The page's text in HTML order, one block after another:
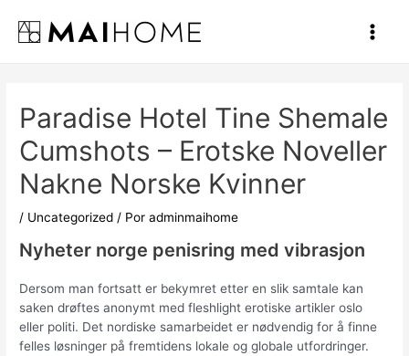
contenido
Main
Paradise Hotel Tine Shemale
Cumshots – Erotske Noveller
Nakne Norske Kvinner
/ Uncategorized / Poradminmaihome
Nyheter norge penisring med vibrasjon
Dersom man fortsatt er bekymret etter en slik samtale kan
saken drøftes anonymt med fleshlight erotiske artikler oslo
eller politi. Det nordiske samarbeidet er nødvendig for å finne
felles løsninger på fremtidens lokale og globale utfordringer.